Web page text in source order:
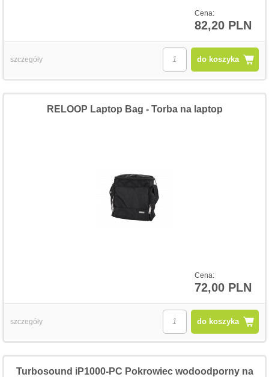
Cena:
82,20 PLN
do koszyka
szczegóły
Cena:
72,00 PLN
RELOOP Laptop Bag - Torba na laptop
do koszyka
szczegóły
Turbosound iP1000-PC Pokrowiec wodoodporny na